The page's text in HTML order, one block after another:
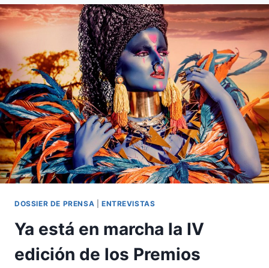
ANDALUCÍA
DOSSIER DE PRENSA ENTREVISTAS
Ya está en marcha la IV
edición de los Premios